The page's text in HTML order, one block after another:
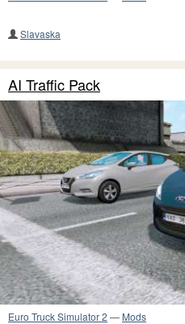
Slavaska
AI Traffic Pack
Euro Truck Simulator 2 — Mods